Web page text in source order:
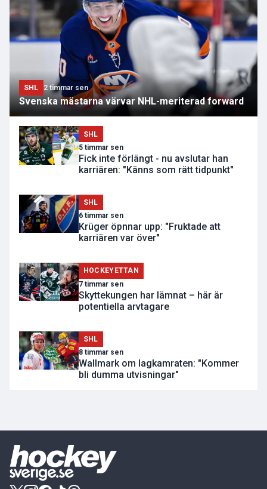
SHL 2 timmar sen
Svenska mästarna värvar NHL-meriterad forward
SHL
5 timmar sen
Fick inte förlängt - nu avslutar han
karriären: "Känns som rätt tidpunkt"
SHL
6 timmar sen
Krüger öpnnar upp: "Fruktade att
karriären var över"
HOCKEYETTAN
7 timmar sen
Skyttekungen har lämnat – här är
potentiella arvtagare
SHL
8 timmar sen
Wallmark om lagkamraten: "Kommer
bli dumma utvisningar"